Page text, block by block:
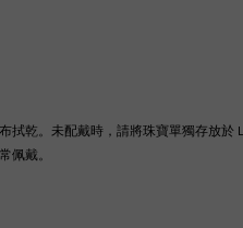
拭乾。 未配戴時，請將珠寶單獨存放於
佩戴。